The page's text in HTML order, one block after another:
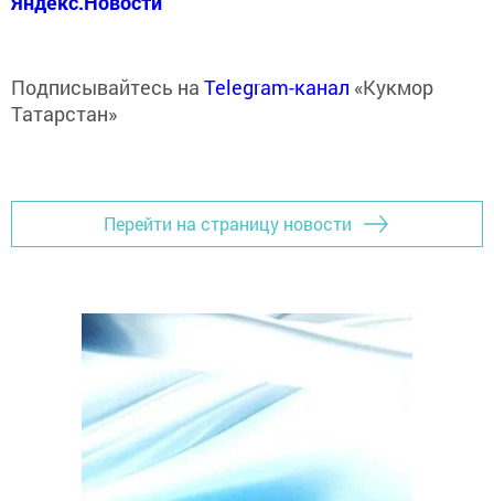
Подписывайтесь на Telegram-канал «Кукмор
Татарстан»
Перейти на страницу новости